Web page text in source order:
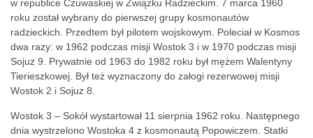
w republice Czuwaskiej w Związku Radzieckim. 7 marca 1960
roku został wybrany do pierwszej grupy kosmonautów
radzieckich. Przedtem był pilotem wojskowym. Poleciał w Kosmos
dwa razy: w 1962 podczas misji Wostok 3 i w 1970 podczas misji
Sojuz 9. Prywatnie od 1963 do 1982 roku był mężem Walentyny
Tierieszkowej. Był też wyznaczony do załogi rezerwowej misji
Wostok 2 i Sojuz 8.
Wostok 3 – Sokół wystartował 11 sierpnia 1962 roku. Następnego
dnia wystrzelono Wostoka 4 z kosmonautą Popowiczem. Statki